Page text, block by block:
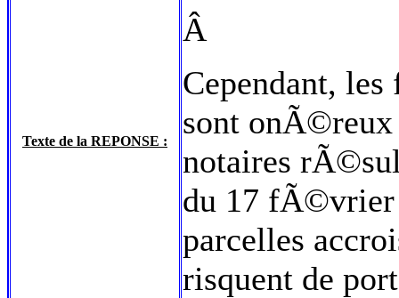
Texte de la REPONSE :
Â
Cependant,
sont onÃ©reux
notaires
du 17 fÃ©vrier
parcelles
risquent de